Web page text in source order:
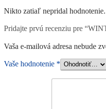
Nikto zatiaľ nepridal hodnotenie.
Pridajte prvú recenziu pre
Vaša e-mailová adresa nebude
Vaše hodnotenie *